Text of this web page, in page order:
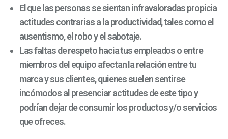
El que las personas se sientan infravaloradas propicia
actitudes contrarias a la productividad, tales como el
ausentismo, el robo y el sabotaje.
Las faltas de respeto hacia tus empleados o entre
miembros del equipo afectan la relación entre tu
marca y sus clientes, quienes suelen sentirse
incómodos al presenciar actitudes de este tipo y
podrían dejar de consumir los productos y/o servicios
que ofreces.